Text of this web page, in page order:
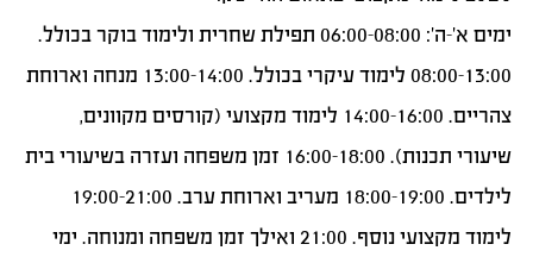
ימים א’-ה’: 06:00-08:00 תפילת שחרית ולימוד בוקר בכולל.
08:00-13:00 לימוד עיקרי בכולל. 13:00-14:00 מנחה וארוחת
צהריים. 14:00-16:00 לימוד מקצועי (קורסים מקוונים,
שיעורי תכנות). 16:00-18:00 זמן משפחה ועזרה בשיעורי בית
לילדים. 18:00-19:00 מעריב וארוחת ערב. 19:00-21:00
לימוד מקצועי נוסף. 21:00 ואילך זמן משפחה ומנוחה. ימי